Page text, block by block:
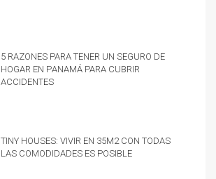
5 razones para tener un Seguro de
hogar en Panamá para cubrir
accidentes
Tiny Houses: vivir en 35m2 con todas
las comodidades es posible